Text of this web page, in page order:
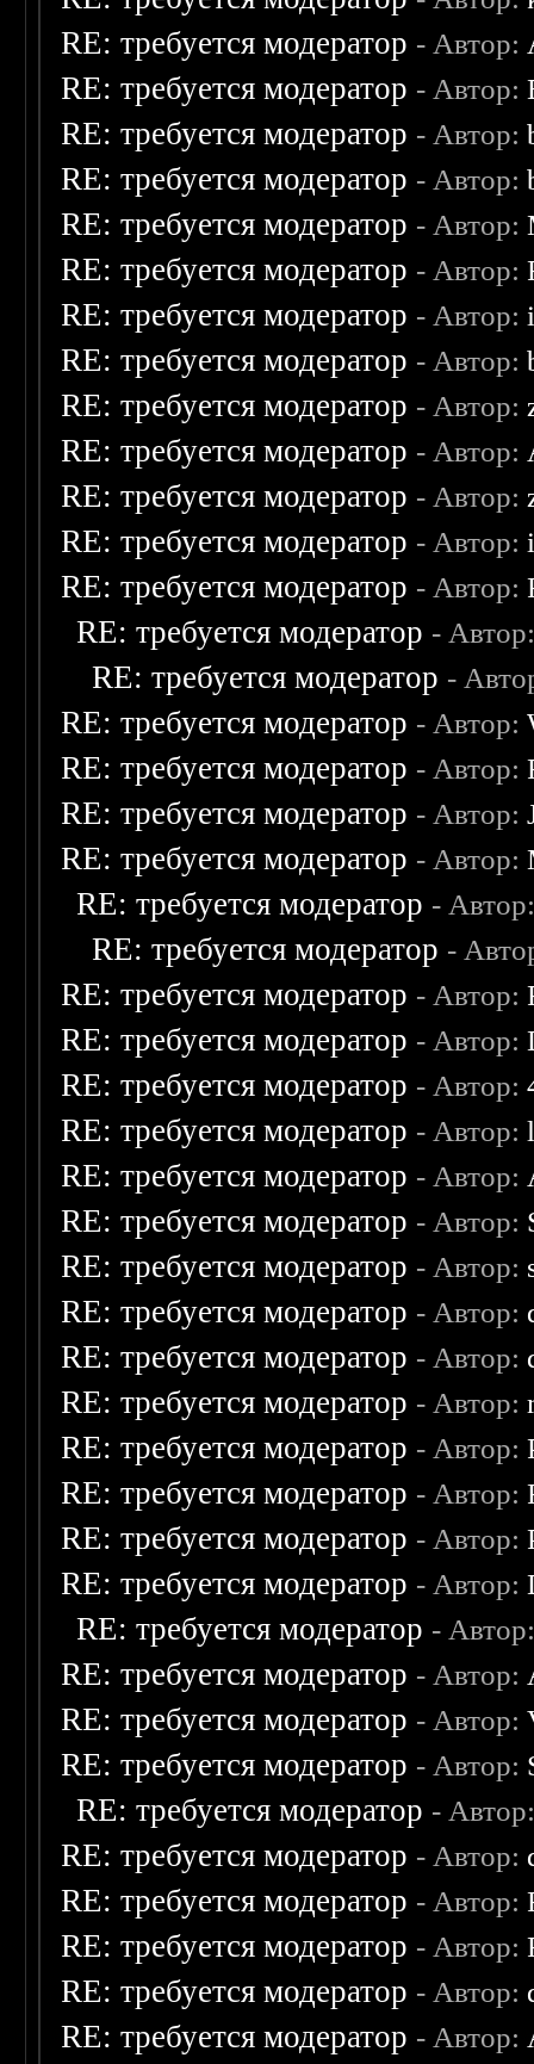
RE: требуется модератор - Автор:
RE: требуется модератор - Автор:
RE: требуется модератор - Автор:
RE: требуется модератор - Автор:
RE: требуется модератор - Автор:
RE: требуется модератор - Автор:
RE: требуется модератор - Автор:
RE: требуется модератор - Автор:
RE: требуется модератор - Автор:
RE: требуется модератор - Автор:
RE: требуется модератор - Автор:
RE: требуется модератор - Автор:
RE: требуется модератор - Автор:
RE: требуется модератор -
RE: требуется модератор -
RE: требуется модератор - Автор:
RE: требуется модератор - Автор:
RE: требуется модератор - Автор:
RE: требуется модератор - Автор:
RE: требуется модератор -
RE: требуется модератор -
RE: требуется модератор - Автор:
RE: требуется модератор - Автор:
RE: требуется модератор - Автор:
RE: требуется модератор - Автор:
RE: требуется модератор - Автор:
RE: требуется модератор - Автор:
RE: требуется модератор - Автор:
RE: требуется модератор - Автор:
RE: требуется модератор - Автор:
RE: требуется модератор - Автор:
RE: требуется модератор - Автор:
RE: требуется модератор - Автор:
RE: требуется модератор - Автор:
RE: требуется модератор - Автор:
RE: требуется модератор -
RE: требуется модератор - Автор:
RE: требуется модератор - Автор:
RE: требуется модератор - Автор:
RE: требуется модератор -
RE: требуется модератор - Автор:
RE: требуется модератор - Автор:
RE: требуется модератор - Автор:
RE: требуется модератор - Автор:
RE: требуется модератор - Автор: